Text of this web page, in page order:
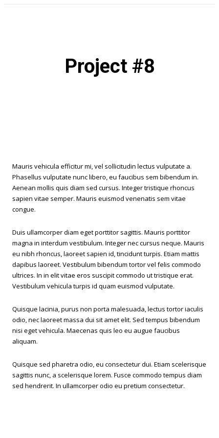
Project #8
Mauris vehicula efficitur mi, vel sollicitudin lectus vulputate a.
Phasellus vulputate nunc libero, eu faucibus sem bibendum in.
Aenean mollis quis diam sed cursus. Integer tristique rhoncus
sapien vitae semper. Mauris euismod venenatis sem vitae
congue.
Duis ullamcorper diam eget porttitor sagittis. Mauris porttitor
magna in interdum vestibulum. Integer nec cursus neque. Mauris
eu nibh rhoncus, laoreet sapien id, tincidunt turpis. Etiam mattis
dapibus laoreet. Vestibulum bibendum tortor vel felis commodo
ultrices. In in elit vitae eros suscipit commodo ut tristique erat.
Vestibulum vehicula turpis id quam euismod vulputate.
Quisque lacinia, purus non porta malesuada, lectus tortor iaculis
odio, nec laoreet massa dui sit amet elit. Sed tempus bibendum
nisi eget vehicula. Maecenas quis leo eu augue faucibus
aliquam.
Quisque sed pharetra odio, eu consectetur dui. Etiam scelerisque
sagittis nunc, a scelerisque lorem. Fusce commodo tempus diam
sed hendrerit. In ullamcorper odio eu pretium consectetur.